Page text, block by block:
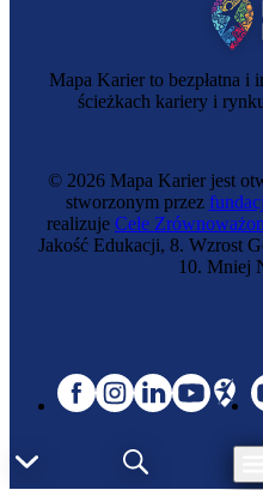
Specjalistka
Rzeczoznawczyni
Mapa Karier to bezpłatna i
ścieżkach kariery i
© 2026 Mapa Karier jest
stworzonym przez
realizuje Cele
Jakość Edukacji, 8. Wzrost
10. Mniej